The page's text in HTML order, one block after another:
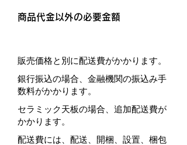
商品代金以外の必要金額
販売価格と別に配送費がかかります。
銀行振込の場合、金融機関の振込み手
数料がかかります。
セラミック天板の場合、追加配送費が
かかります。
配送費には、配送、開梱、設置、梱包